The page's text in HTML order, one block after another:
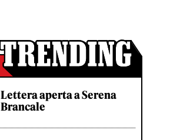
Lettera aperta a Serena
Brancale